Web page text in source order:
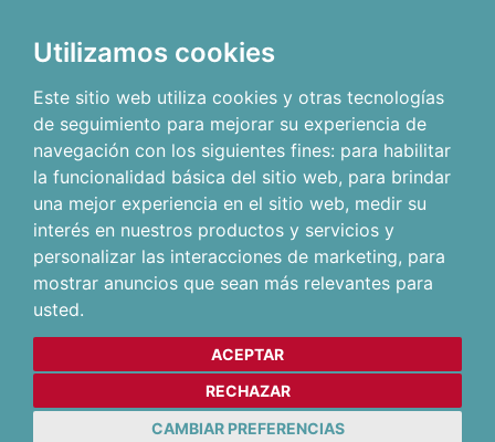
Utilizamos cookies
Este sitio web utiliza cookies y otras tecnologías
de seguimiento para mejorar su experiencia de
navegación con los siguientes fines: para habilitar
la funcionalidad básica del sitio web, para brindar
una mejor experiencia en el sitio web, medir su
interés en nuestros productos y servicios y
personalizar las interacciones de marketing, para
mostrar anuncios que sean más relevantes para
usted.
ACEPTAR
RECHAZAR
CAMBIAR PREFERENCIAS